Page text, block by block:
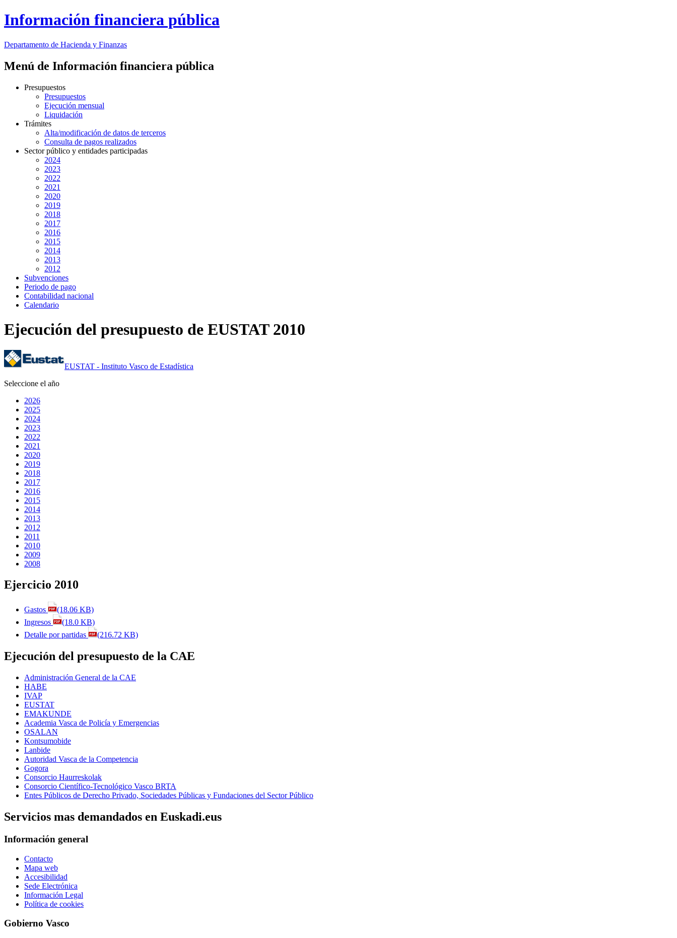
Información financiera pública
Departamento de Hacienda y Finanzas
Menú de Información financiera pública
Presupuestos
Presupuestos
Ejecución mensual
Liquidación
Trámites
Alta/modificación de datos de terceros
Consulta de pagos realizados
Sector público y entidades participadas
2024
2023
2022
2021
2020
2019
2018
2017
2016
2015
2014
2013
2012
Subvenciones
Periodo de pago
Contabilidad nacional
Calendario
Ejecución del presupuesto de EUSTAT 2010
EUSTAT - Instituto Vasco de Estadística
Seleccione el año
2026
2025
2024
2023
2022
2021
2020
2019
2018
2017
2016
2015
2014
2013
2012
2011
2010
2009
2008
Ejercicio 2010
Gastos
(18.06 KB)
Ingresos
(18.0 KB)
Detalle por partidas
(216.72 KB)
Ejecución del presupuesto de la CAE
Administración General de la CAE
HABE
IVAP
EUSTAT
EMAKUNDE
Academia Vasca de Policía y Emergencias
OSALAN
Kontsumobide
Lanbide
Autoridad Vasca de la Competencia
Gogora
Consorcio Haurreskolak
Consorcio Científico-Tecnológico Vasco BRTA
Entes Públicos de Derecho Privado, Sociedades Públicas y Fundaciones del Sector Público
Servicios mas demandados en Euskadi.eus
Información general
Contacto
Mapa web
Accesibilidad
Sede Electrónica
Información Legal
Política de cookies
Gobierno Vasco